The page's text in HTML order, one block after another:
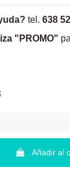
tel. 638
"PROMO"
Añadir al